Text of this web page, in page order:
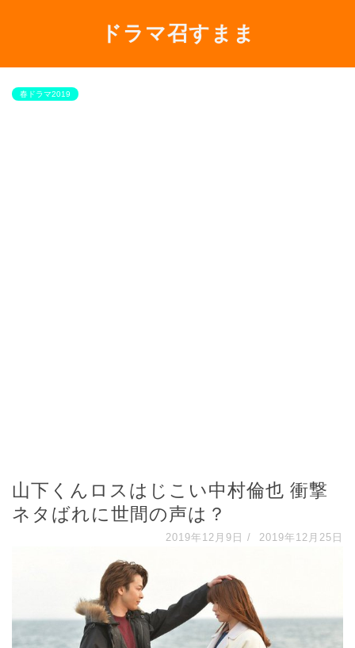
ドラマ召すまま
春ドラマ2019
山下くんロスはじこい中村倫也 衝撃
ネタばれに世間の声は？
2019年12月9日 / 2019年12月25日